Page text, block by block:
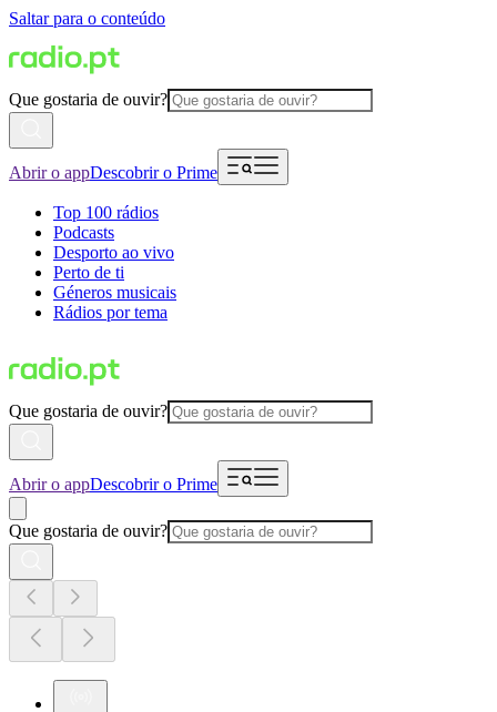
Saltar para o conteúdo
Que gostaria de ouvir?
Abrir o appDescobrir o Prime
Top 100 rádios
Podcasts
Desporto ao vivo
Perto de ti
Géneros musicais
Rádios por tema
Que gostaria de ouvir?
Abrir o appDescobrir o Prime
Que gostaria de ouvir?